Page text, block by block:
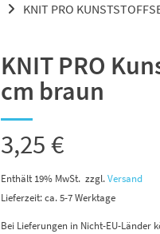
KNIT PRO
KNIT PRO
cm braun
3,25€
Enthält 19% MwSt. zzgl.Versand
Lieferzeit: ca. 5-7 Werktage
Bei Lieferungen in Nicht-EU-Länder